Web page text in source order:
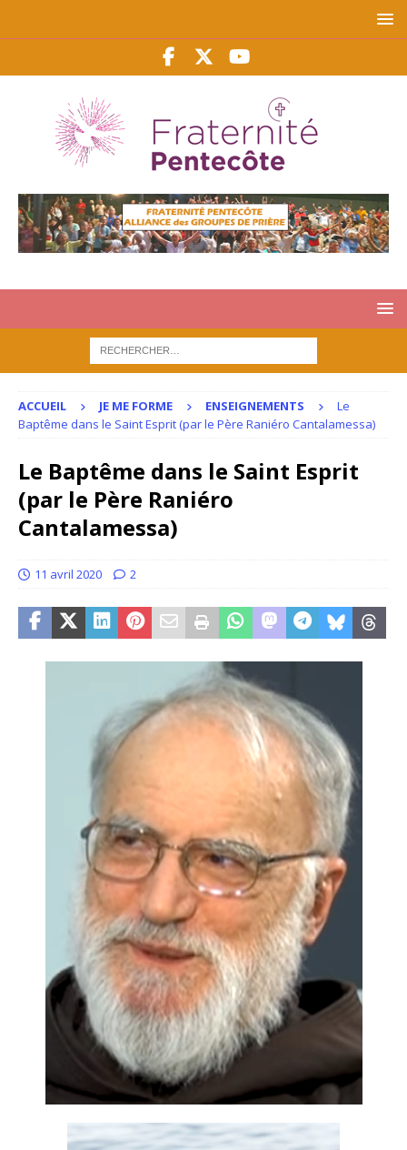
ACCUEIL JE ME FORME ENSEIGNEMENTS
Le
Baptême dans le Saint Esprit (par le Père Raniéro Cantalamessa)
Le Baptême dans le Saint Esprit
(par le Père Raniéro
Cantalamessa)
11 avril 2020 2